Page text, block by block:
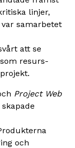
linjer,
samarbetet
att se
resurs-
Project Web
och